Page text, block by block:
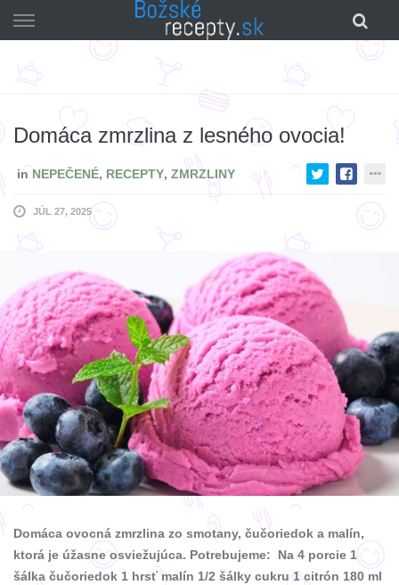
to
Domáca zmrzlina z lesného ovocia!
in NEPEČENÉ, RECEPTY, ZMRZLINY
JÚL 27, 2025
Domáca ovocná zmrzlina zo smotany, čučoriedok a malín,
ktorá je úžasne osviežujúca. Potrebujeme: Na 4 porcie 1
šálka čučoriedok 1 hrsť malín 1/2 šálky cukru 1 citrón 180 ml